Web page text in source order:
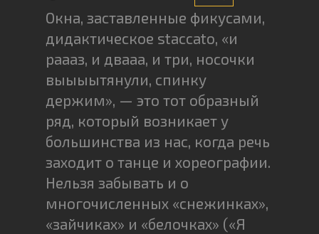
Окна, заставленные фикусами,
дидактическое staccato, «и
раааз, и двааа, и три, носочки
выыыытянули, спинку
держим», — это тот образный
ряд, который возникает у
большинства из нас, когда речь
заходит о танце и хореографии.
Нельзя забывать и о
многочисленных «снежинках»,
«зайчиках» и «белочках» («Я